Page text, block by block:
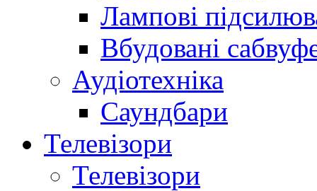
Лампові
Вбудовані
Аудіотехніка
Саундбари
Телевізори
Телевізори